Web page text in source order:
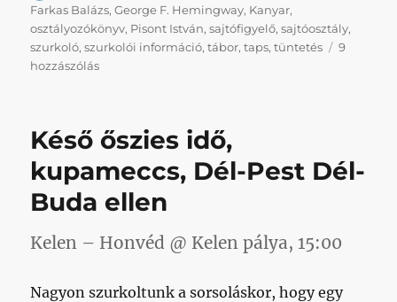
Farkas Balázs,George F. Hemingway, Kanyar,
osztályozókönyv, Pisont István,sajtófigyelő,sajtóosztály,
szurkoló,szurkolói információ,tábor,taps,tüntetés
9
hozzászólásNapikispest
Késő őszies idő,
kupameccs, Dél-Pest Dél-
Buda ellen
Kelen – Honvéd @ Kelen pálya, 15:00
Nagyon szurkoltunk a sorsoláskor, hogy egy